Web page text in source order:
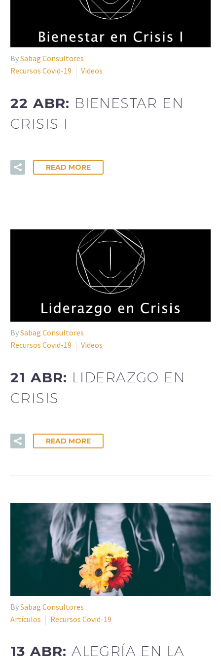
BySabag Consultores
Recursos Covid-19
Videos
22 ABR: BIENESTAR EN
CRISIS I
READ MORE
BySabag Consultores
Recursos Covid-19
Videos
21 ABR: LIDERAZGO EN
CRISIS
READ MORE
BySabag Consultores
Artículos
Recursos Covid-19
13 ABR:ALEGRÍA EN LA